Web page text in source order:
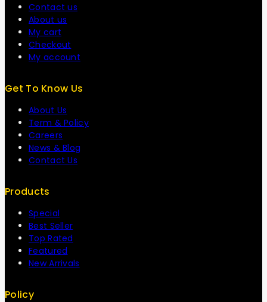
Contact us
About us
My cart
Checkout
My account
Get To Know Us
About Us
Term & Policy
Careers
News & Blog
Contact Us
Products
Special
Best Seller
Top Rated
Featured
New Arrivals
Policy